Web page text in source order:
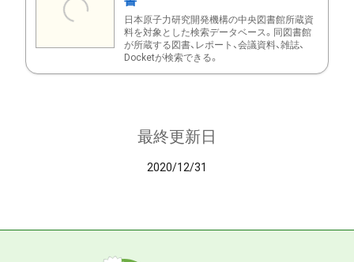
日本原子力研究開発機構の中央図書館所蔵資
料を対象とした検索データベース。同図書館
が所蔵する図書、レポート、会議資料、雑誌、
Docketが検索できる。
最終更新日
2020/12/31